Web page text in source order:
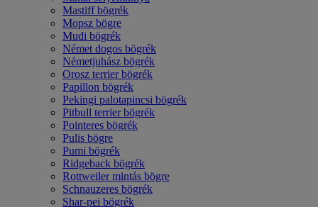
Mastiff bögrék
Mopsz bögre
Mudi bögrék
Német dogos bögrék
Németjuhász bögrék
Orosz terrier bögrék
Papillon bögrék
Pekingi palotapincsi bögrék
Pitbull terrier bögrék
Pointeres bögrék
Pulis bögre
Pumi bögrék
Ridgeback bögrék
Rottweiler mintás bögre
Schnauzeres bögrék
Shar-pei bögrék